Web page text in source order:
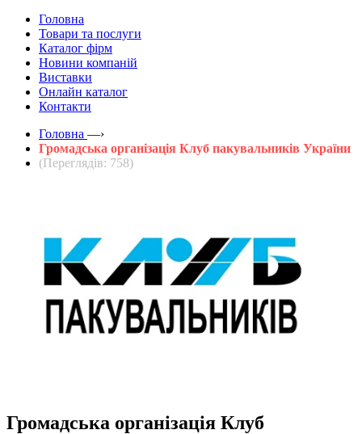
Головна
Товари та послуги
Каталог фірм
Новини компаній
Виставки
Онлайн каталог
Контакти
Головна —›
Громадська організація Клуб пакувальників України
(Переглядів: 758)
Громадська організація Клуб